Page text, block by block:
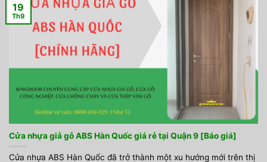
Cửa nhựa giả gỗ ABS Hàn Quốc giá rẻ tại Quận 9 [Báo giá]
Cửa nhựa ABS Hàn Quốc đã trở thành một xu hướng mới trên thị
19
Th9